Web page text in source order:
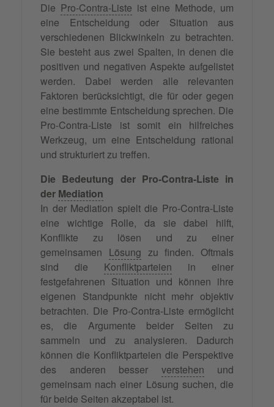
Die Pro-Contra-Liste ist eine Methode, um
eine Entscheidung oder Situation aus
verschiedenen Blickwinkeln zu betrachten.
Sie besteht aus zwei Spalten, in denen die
positiven und negativen Aspekte aufgelistet
werden. Dabei werden alle relevanten
Faktoren berücksichtigt, die für oder gegen
eine bestimmte Entscheidung sprechen. Die
Pro-Contra-Liste ist somit ein hilfreiches
Werkzeug, um eine Entscheidung rational
und strukturiert zu treffen.
Die Bedeutung der Pro-Contra-Liste in
der Mediation
In der Mediation spielt die Pro-Contra-Liste
eine wichtige Rolle, da sie dabei hilft,
Konflikte zu lösen und zu einer
gemeinsamen Lösung zu finden. Oftmals
sind die Konfliktparteien in einer
festgefahrenen Situation und können ihre
eigenen Standpunkte nicht mehr objektiv
betrachten. Die Pro-Contra-Liste ermöglicht
es, die Argumente beider Seiten zu
sammeln und zu analysieren. Dadurch
können die Konfliktparteien die Perspektive
des anderen besser verstehen und
gemeinsam nach einer Lösung suchen, die
für beide Seiten akzeptabel ist.